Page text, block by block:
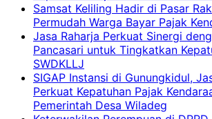
Samsat Keliling Hadir di Pasar
Permudah Warga Bayar Pajak
Jasa Raharja Perkuat Sinergi
Pancasari untuk Tingkatkan
SWDKLLJ
SIGAP Instansi di Gunungkidul,
Perkuat Kepatuhan Pajak
Pemerintah Desa Wiladeg